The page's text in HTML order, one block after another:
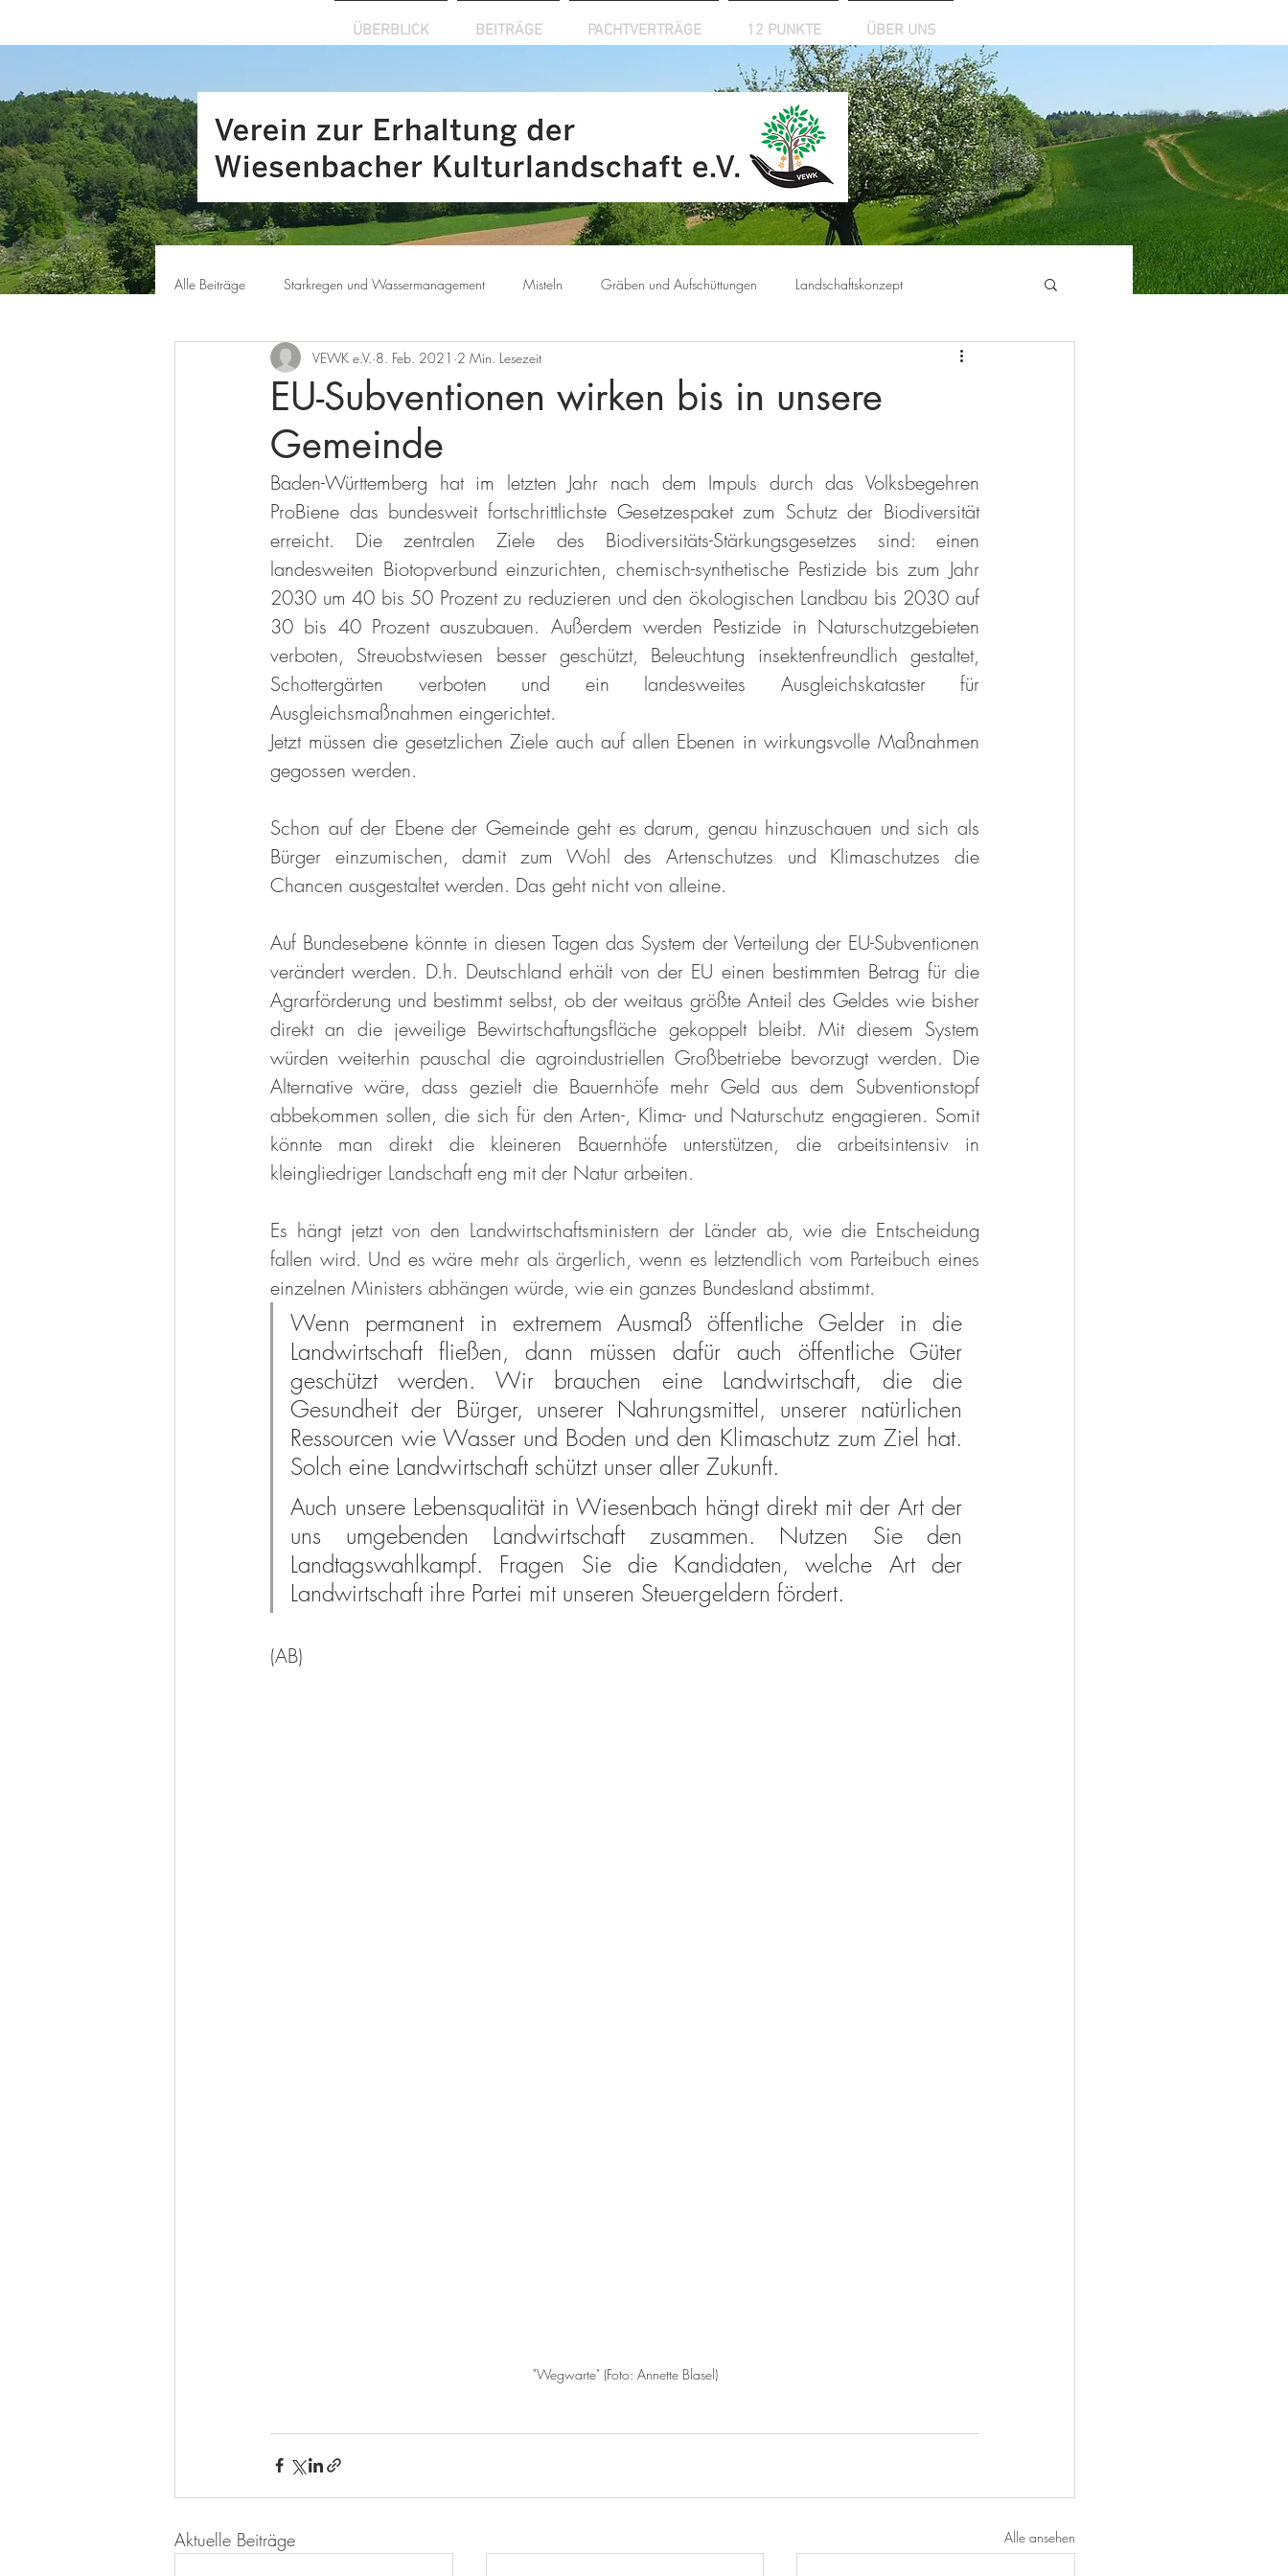
ÜBERBLICK BEITRÄGE PACHTVERTRÄGE 12 PUNKTE ÜBER UNS
Alle Beiträge Starkregen und Wassermanagement Misteln Gräben und Aufschüttungen Landschaftskonzept
EU-Subventionen wirken bis in unsere
Gemeinde
VEWK e.V. 8. Feb. 2021 2 Min. Lesezeit
Baden-Württemberg hat im letzten Jahr nach dem Impuls durch das Volksbegehren
ProBiene das bundesweit fortschrittlichste Gesetzespaket zum Schutz der Biodiversität
erreicht. Die zentralen Ziele des Biodiversitäts-Stärkungsgesetzes sind: einen
landesweiten Biotopverbund einzurichten, chemisch-synthetische Pestizide bis zum Jahr
2030 um 40 bis 50 Prozent zu reduzieren und den ökologischen Landbau bis 2030 auf
30 bis 40 Prozent auszubauen. Außerdem werden Pestizide in Naturschutzgebieten
verboten, Streuobstwiesen besser geschützt, Beleuchtung insektenfreundlich gestaltet,
Schottergärten verboten und ein landesweites Ausgleichskataster für
Ausgleichsmaßnahmen eingerichtet.
Jetzt müssen die gesetzlichen Ziele auch auf allen Ebenen in wirkungsvolle Maßnahmen
gegossen werden.
Schon auf der Ebene der Gemeinde geht es darum, genau hinzuschauen und sich als
Bürger einzumischen, damit zum Wohl des Artenschutzes und Klimaschutzes die
Chancen ausgestaltet werden. Das geht nicht von alleine.
Auf Bundesebene könnte in diesen Tagen das System der Verteilung der EU-Subventionen
verändert werden. D.h. Deutschland erhält von der EU einen bestimmten Betrag für die
Agrarförderung und bestimmt selbst, ob der weitaus größte Anteil des Geldes wie bisher
direkt an die jeweilige Bewirtschaftungsfläche gekoppelt bleibt. Mit diesem System
würden weiterhin pauschal die agroindustriellen Großbetriebe bevorzugt werden. Die
Alternative wäre, dass gezielt die Bauernhöfe mehr Geld aus dem Subventionstopf
abbekommen sollen, die sich für den Arten-, Klima- und Naturschutz engagieren. Somit
könnte man direkt die kleineren Bauernhöfe unterstützen, die arbeitsintensiv in
kleingliedriger Landschaft eng mit der Natur arbeiten.
Es hängt jetzt von den Landwirtschaftsministern der Länder ab, wie die Entscheidung
fallen wird. Und es wäre mehr als ärgerlich, wenn es letztendlich vom Parteibuch eines
einzelnen Ministers abhängen würde, wie ein ganzes Bundesland abstimmt.
Wenn permanent in extremem Ausmaß öffentliche Gelder in die
Landwirtschaft fließen, dann müssen dafür auch öffentliche Güter
geschützt werden. Wir brauchen eine Landwirtschaft, die die
Gesundheit der Bürger, unserer Nahrungsmittel, unserer natürlichen
Ressourcen wie Wasser und Boden und den Klimaschutz zum Ziel hat.
Solch eine Landwirtschaft schützt unser aller Zukunft.
Auch unsere Lebensqualität in Wiesenbach hängt direkt mit der Art der
uns umgebenden Landwirtschaft zusammen. Nutzen Sie den
Landtagswahlkampf. Fragen Sie die Kandidaten, welche Art der
Landwirtschaft ihre Partei mit unseren Steuergeldern fördert.
(AB)
"Wegwarte" (Foto: Annette Blasel)
Aktuelle Beiträge Alle ansehen